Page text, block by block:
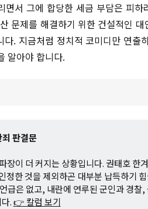
서 그에 합당한 세금 부담은 피하
문제를 해결하기 위한 건설적인
. 지금처럼 정치적 코미디만 연출
알아야 합니다.
판결문
장이 더 커지는 상황입니다. 권태호 한
한 것을 제외하곤 대부분 납득하기
은 없고, 내란에 연루된 군인과 경찰,
.👉 칼럼 보기